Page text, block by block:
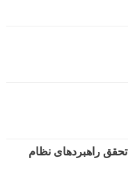
راهبردهای نظام